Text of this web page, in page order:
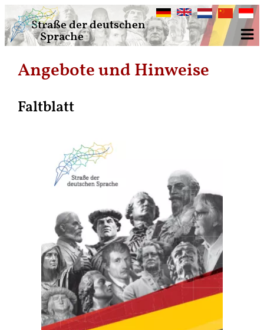
Straße der deutschen
Sprache
DeutschEnglishNederlands
中
Bahasa
Angebote und Hinweise
Faltblatt